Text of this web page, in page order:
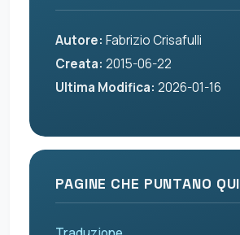
Autore: Fabrizio Crisafulli
Creata: 2015-06-22
Ultima Modifica: 2026-01-16
PAGINE CHE PUNTANO QUI